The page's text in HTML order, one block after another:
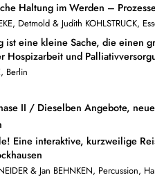
Haltung im Werden –
Detmold & Judith KOHLSTRUCK,
ist eine kleine Sache, die einen
Hospizarbeit und
Berlin
II / Dieselben Angebote,
Eine interaktive, kurzweilige
& Jan BEHNKEN, Percussion,